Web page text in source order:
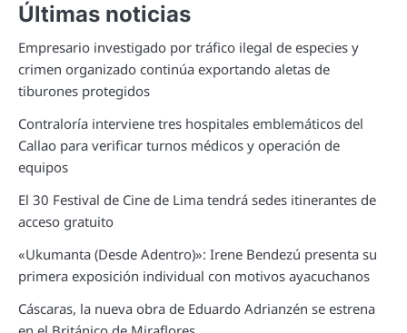
Últimas noticias
Empresario investigado por tráfico ilegal de especies y
crimen organizado continúa exportando aletas de
tiburones protegidos
Contraloría interviene tres hospitales emblemáticos del
Callao para verificar turnos médicos y operación de
equipos
El 30 Festival de Cine de Lima tendrá sedes itinerantes de
acceso gratuito
«Ukumanta (Desde Adentro)»: Irene Bendezú presenta su
primera exposición individual con motivos ayacuchanos
Cáscaras, la nueva obra de Eduardo Adrianzén se estrena